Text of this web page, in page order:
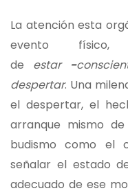
La atención esta
evento
de estar −
despertar. Una
el despertar, el
arranque mismo
budismo como el
señalar el estado
adecuado de ese